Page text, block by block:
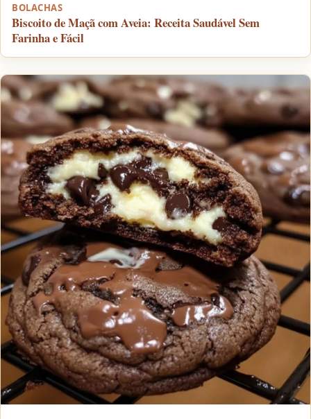
BOLACHAS
Biscoito de Maçã com Aveia: Receita Saudável Sem
Farinha e Fácil